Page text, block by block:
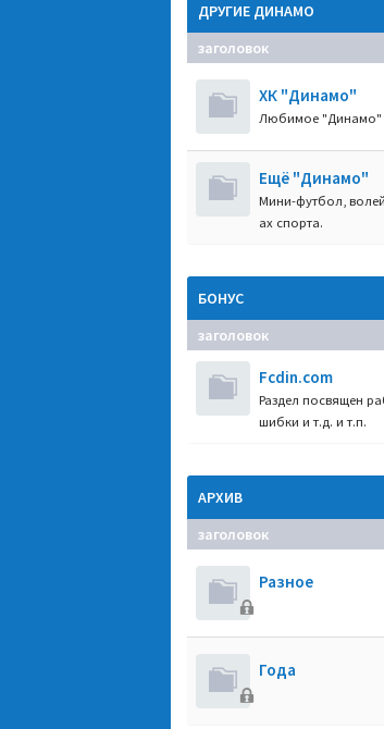
ДРУГИЕ ДИНАМО
заголовок
ХК "Динамо"
Любимое "Динамо"
Ещё "Динамо"
Мини-футбол,
ах спорта.
БОНУС
заголовок
Fcdin.com
Раздел посвящен
шибки и т.д. и т.п.
АРХИВ
заголовок
Разное
Года